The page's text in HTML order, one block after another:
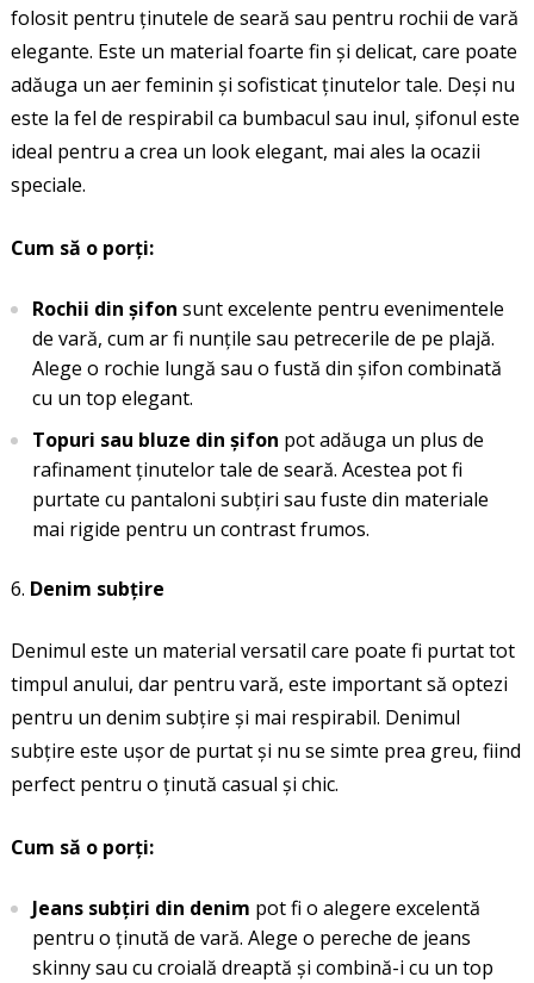
folosit pentru ținutele de seară sau pentru rochii de vară
elegante. Este un material foarte fin și delicat, care poate
adăuga un aer feminin și sofisticat ținutelor tale. Deși nu
este la fel de respirabil ca bumbacul sau inul, șifonul este
ideal pentru a crea un look elegant, mai ales la ocazii
speciale.
Cum să o porți:
Rochii din șifon sunt excelente pentru evenimentele
de vară, cum ar fi nunțile sau petrecerile de pe plajă.
Alege o rochie lungă sau o fustă din șifon combinată
cu un top elegant.
Topuri sau bluze din șifon pot adăuga un plus de
rafinament ținutelor tale de seară. Acestea pot fi
purtate cu pantaloni subțiri sau fuste din materiale
mai rigide pentru un contrast frumos.
Denim subțire
Denimul este un material versatil care poate fi purtat tot
timpul anului, dar pentru vară, este important să optezi
pentru un denim subțire și mai respirabil. Denimul
subțire este ușor de purtat și nu se simte prea greu, fiind
perfect pentru o ținută casual și chic.
Cum să o porți:
Jeans subțiri din denim pot fi o alegere excelentă
pentru o ținută de vară. Alege o pereche de jeans
skinny sau cu croială dreaptă și combină-i cu un top